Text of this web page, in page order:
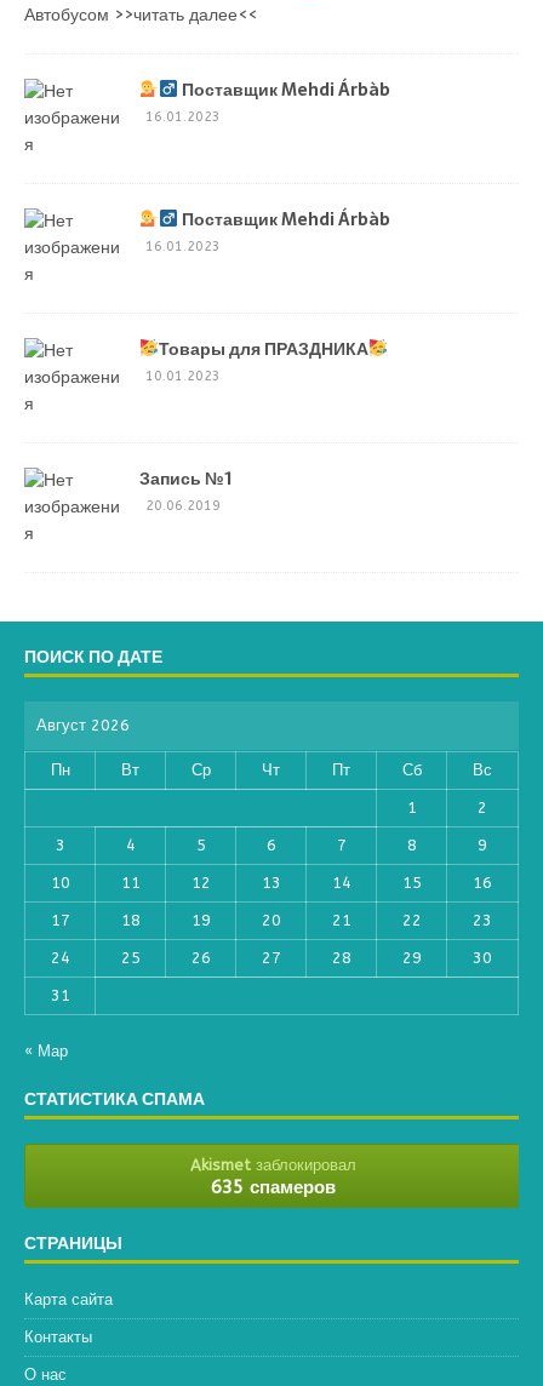
Автобусом >>читать далее<<
Поставщик Mehdi Árbàb
16.01.2023
Поставщик Mehdi Árbàb
16.01.2023
Товары для ПРАЗДНИКА
10.01.2023
Запись №1
20.06.2019
ПОИСК ПО ДАТЕ
Август 2026
Пн Вт Ср Чт Пт Сб Вс
1 2
3 4 5 6 7 8 9
10 11 12 13 14 15 16
17 18 19 20 21 22 23
24 25 26 27 28 29 30
31
« Мар
СТАТИСТИКА СПАМА
Akismetзаблокировал
635 спамеров
СТРАНИЦЫ
Карта сайта
Контакты
О нас